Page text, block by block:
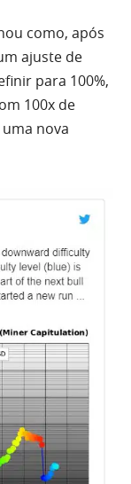
como, após
ajuste de
para 100%,
100x de
nova